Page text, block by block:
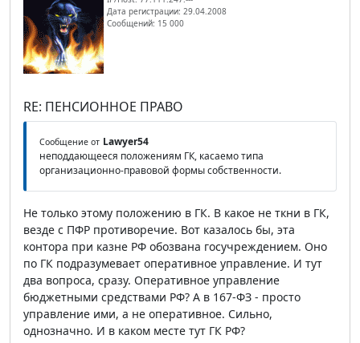
Дата регистрации: 29.04.2008
Сообщений: 15 000
RE: ПЕНСИОННОЕ ПРАВО
Сообщение от Lawyer54
неподдающееся положениям ГК, касаемо типа
организационно-правовой формы собственности.
Не только этому положению в ГК. В какое не ткни в ГК,
везде с ПФР противоречие. Вот казалось бы, эта
контора при казне РФ обозвана госучреждением. Оно
по ГК подразумевает оперативное управление. И тут
два вопроса, сразу. Оперативное управление
бюджетными средствами РФ? А в 167-ФЗ - просто
управление ими, а не оперативное. Сильно,
однозначно. И в каком месте тут ГК РФ?